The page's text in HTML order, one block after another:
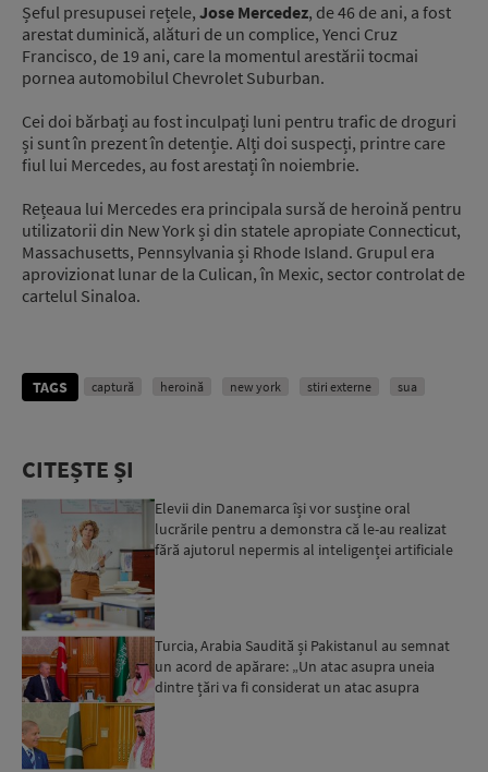
Șeful presupusei rețele, Jose Mercedez, de 46 de ani, a fost
arestat duminică, alături de un complice, Yenci Cruz
Francisco, de 19 ani, care la momentul arestării tocmai
pornea automobilul Chevrolet Suburban.
Cei doi bărbați au fost inculpați luni pentru trafic de droguri
și sunt în prezent în detenție. Alți doi suspecți, printre care
fiul lui Mercedes, au fost arestați în noiembrie.
Rețeaua lui Mercedes era principala sursă de heroină pentru
utilizatorii din New York și din statele apropiate Connecticut,
Massachusetts, Pennsylvania și Rhode Island. Grupul era
aprovizionat lunar de la Culican, în Mexic, sector controlat de
cartelul Sinaloa.
TAGS captură heroină new york stiri externe sua
CITEȘTE ȘI
Elevii din Danemarca își vor susține oral
lucrările pentru a demonstra că le-au realizat
fără ajutorul nepermis al inteligenței artificiale
Turcia, Arabia Saudită și Pakistanul au semnat
un acord de apărare: „Un atac asupra uneia
dintre țări va fi considerat un atac asupra